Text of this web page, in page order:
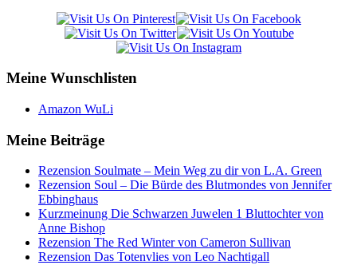
Meine Wunschlisten
Amazon WuLi
Meine Beiträge
Rezension Soulmate – Mein Weg zu dir von L.A. Green
Rezension Soul – Die Bürde des Blutmondes von Jennifer
Ebbinghaus
Kurzmeinung Die Schwarzen Juwelen 1 Bluttochter von
Anne Bishop
Rezension The Red Winter von Cameron Sullivan
Rezension Das Totenvlies von Leo Nachtigall